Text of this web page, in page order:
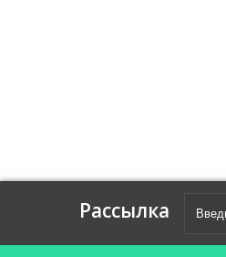
Рассылка